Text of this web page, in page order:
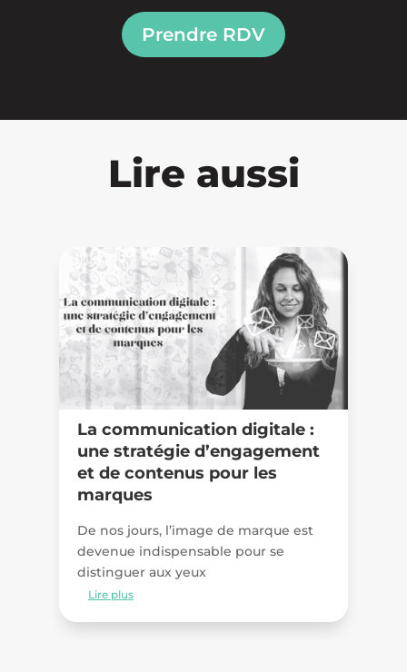
Prendre RDV
Lire aussi
La communication digitale :
une stratégie d’engagement
et de contenus pour les
marques
De nos jours, l’image de marque est
devenue indispensable pour se
distinguer aux yeux
Lire plus